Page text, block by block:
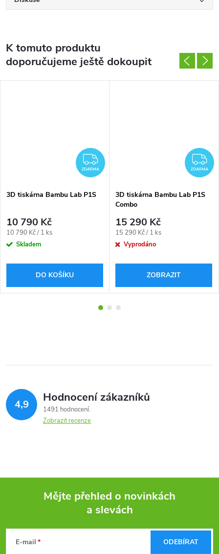
K tomuto produktu
doporučujeme ještě dokoupit
ZDARMA
ZDARMA
3D tiskárna Bambu Lab P1S
10 790 Kč
Měrná
cena:
10 790 Kč / 1 ks
Skladem
DO KOŠÍKU
ZDARMA
3D tiskárna Bambu Lab P1S
Combo
15 290 Kč
Měrná
cena:
15 290 Kč / 1 ks
Vyprodáno
ZOBRAZIT
4,9 Hodnocení zákazníků
1491 hodnocení
Zobrazit recenze
Mějte přehled o novinkách
a slevách
E-mail ODEBÍRAT